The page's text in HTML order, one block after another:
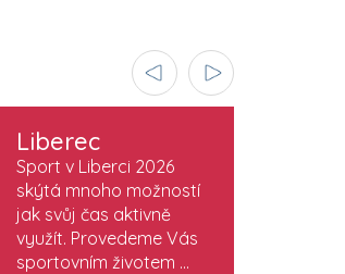
Liberec
Sport v Liberci 2026
skýtá mnoho možností
jak svůj čas aktivně
využít. Provedeme Vás
sportovním životem ...